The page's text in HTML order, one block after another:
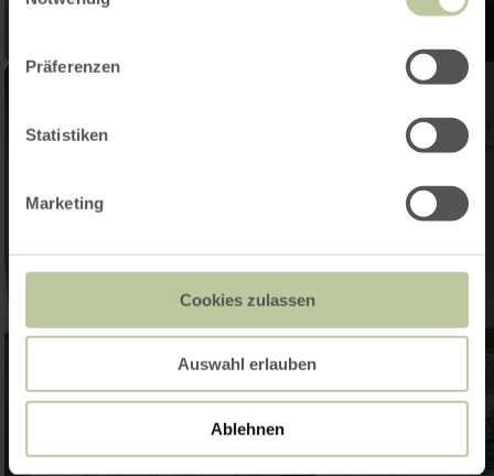
Präferenzen
Statistiken
Marketing
Cookies zulassen
Auswahl erlauben
Ablehnen